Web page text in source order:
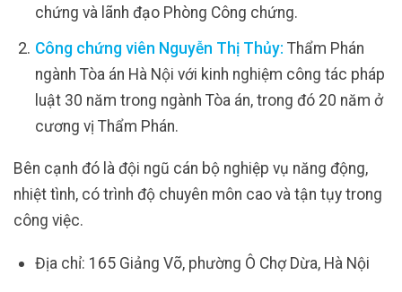
chứng và lãnh đạo Phòng Công chứng.
Công chứng viên Nguyễn Thị Thủy: Thẩm Phán
ngành Tòa án Hà Nội với kinh nghiệm công tác pháp
luật 30 năm trong ngành Tòa án, trong đó 20 năm ở
cương vị Thẩm Phán.
Bên cạnh đó là đội ngũ cán bộ nghiệp vụ năng động,
nhiệt tình, có trình độ chuyên môn cao và tận tụy trong
công việc.
Địa chỉ: 165 Giảng Võ, phường Ô Chợ Dừa, Hà Nội